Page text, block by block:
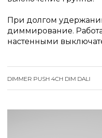
При долгом
диммирование.
настенными
DIMMER PUSH 4CH DIM DALI